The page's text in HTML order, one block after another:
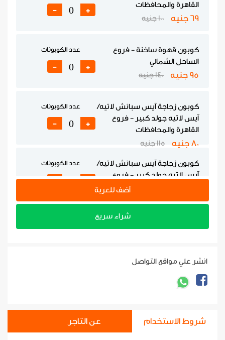
القاهرة والمحافظات
69 جنيه 100 جنيه
+
-
كوبون قهوة ساخنة - فروع
الساحل الشمالي
95 جنيه 140 جنيه
عدد الكوبونات
+
-
كوبون زجاجة آيس سبانش لاتيه/
آيس لاتيه جولد كبير - فروع
القاهرة والمحافظات
80 جنيه 115 جنيه
عدد الكوبونات
+
-
كوبون زجاجة آيس سبانش لاتيه/
آيس لاتيه جولد كبير - فروع
120 جنيه 175 جنيه
عدد الكوبونات
+
-
كوبون دونات/دانش + قهوة -
فروع القاهرة والمحافظات
كوبون دونات/دانش + قهوة -
فروع الساحل الشمالي
أضف للعربة
شراء سريع
انشر علي مواقع التواصل
شروط الاستخدام عن التاجر